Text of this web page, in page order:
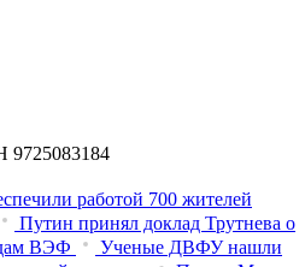
работой 700 жителей
Путин принял доклад Трутнева о
ВЭФ
Ученые ДВФУ нашли